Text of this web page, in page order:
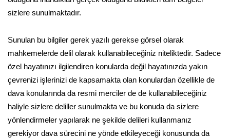
sizlere sunulmaktadır.
Sunulan bu bilgiler gerek yazılı gerekse görsel olarak
mahkemelerde delil olarak kullanabileceğiniz niteliktedir. Sadece
özel hayatınızı ilgilendiren konularda değil hayatınızda yakın
çevrenizi işlerinizi de kapsamakta olan konulardan özellikle de
dava konularında da resmi merciler de de kullanabileceğiniz
haliyle sizlere deliller sunulmakta ve bu konuda da sizlere
yönlendirmeler yapılarak ne şekilde delileri kullanmanız
gerekiyor dava sürecini ne yönde etkileyeceği konusunda da